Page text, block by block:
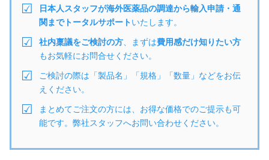
日本人スタッフが海外医薬品の調達から輸入申請・通
関までトータルサポートいたします。
社内稟議をご検討の方 、まずは費用感だけ知りたい方
もお気軽にお問合せください。
ご検討の際は「製品名」「規格」「数量」などをお伝
えください。
まとめてご注文の方には、お得な価格でのご提示も可
能です。弊社スタッフへお問い合わせください。